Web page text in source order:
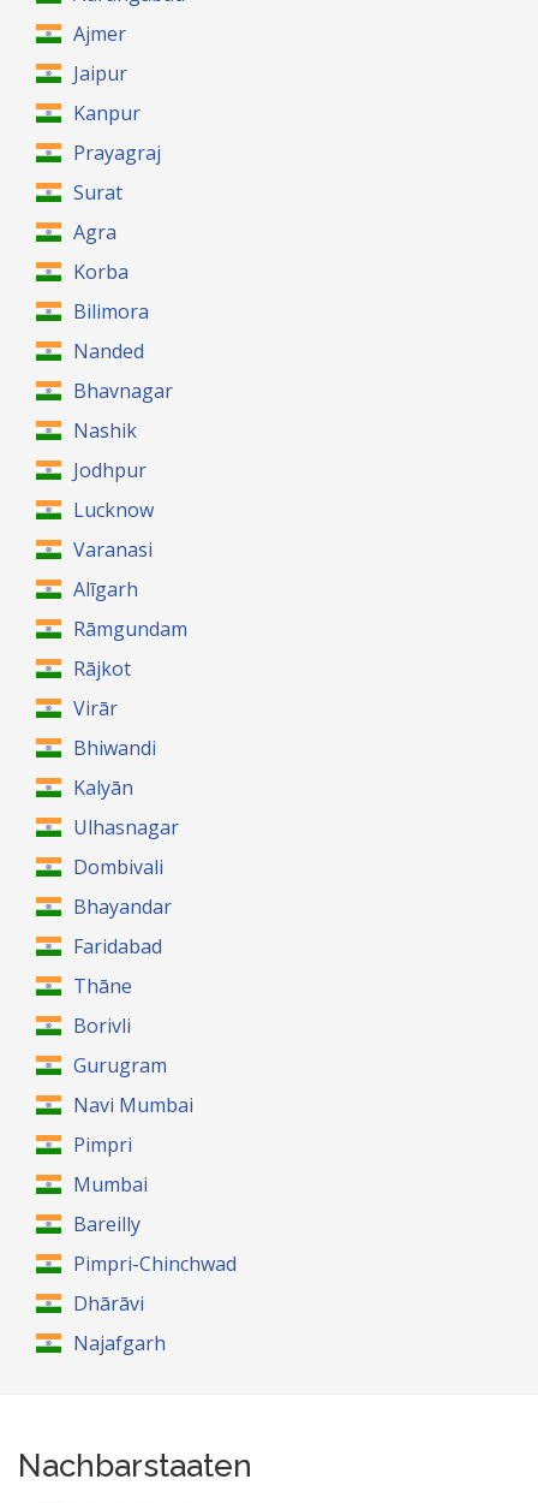
Ajmer
Jaipur
Kanpur
Prayagraj
Surat
Agra
Korba
Bilimora
Nanded
Bhavnagar
Nashik
Jodhpur
Lucknow
Varanasi
Alīgarh
Rāmgundam
Rājkot
Virār
Bhiwandi
Kalyān
Ulhasnagar
Dombivali
Bhayandar
Faridabad
Thāne
Borivli
Gurugram
Navi Mumbai
Pimpri
Mumbai
Bareilly
Pimpri-Chinchwad
Dhārāvi
Najafgarh
Nachbarstaaten